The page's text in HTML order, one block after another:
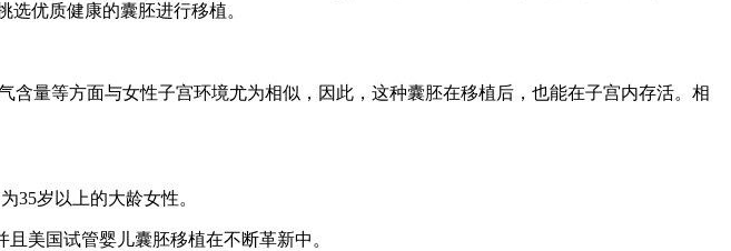
优质健康的囊胚进行移植。
量等方面与女性子宫环境尤为相似，因此，这种囊胚在移植后，也能在子宫内存活。相
35岁以上的大龄女性。
美国试管婴儿囊胚移植在不断革新中。